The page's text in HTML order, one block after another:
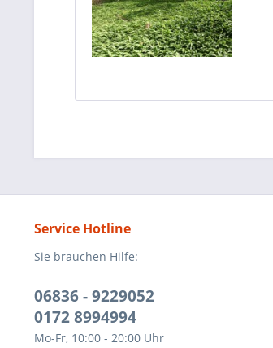
Service Hotline
Sie brauchen Hilfe:
06836 - 9229052
0172 8994994
Mo-Fr, 10:00 - 20:00 Uhr